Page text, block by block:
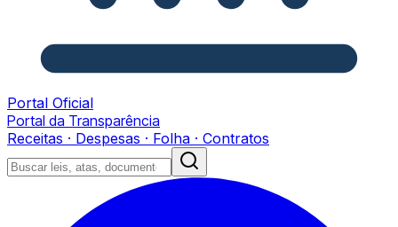
Portal Oficial
Portal da Transparência
Receitas · Despesas · Folha · Contratos